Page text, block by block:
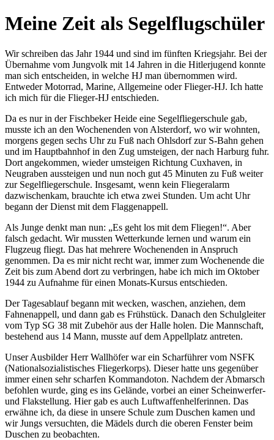
Meine Zeit als Segelflugschüler
Wir schreiben das Jahr 1944 und sind im fünften Kriegsjahr. Bei der
Übernahme vom Jungvolk mit 14 Jahren in die Hitlerjugend konnte
man sich entscheiden, in welche HJ man übernommen wird.
Entweder Motorrad, Marine, Allgemeine oder Flieger-HJ. Ich hatte
ich mich für die Flieger-HJ entschieden.
Da es nur in der Fischbeker Heide eine Segelfliegerschule gab,
musste ich an den Wochenenden von Alsterdorf, wo wir wohnten,
morgens gegen sechs Uhr zu Fuß nach Ohlsdorf zur S-Bahn gehen
und im Hauptbahnhof in den Zug umsteigen, der nach Harburg fuhr.
Dort angekommen, wieder umsteigen Richtung Cuxhaven, in
Neugraben aussteigen und nun noch gut 45 Minuten zu Fuß weiter
zur Segelfliegerschule. Insgesamt, wenn kein Fliegeralarm
dazwischenkam, brauchte ich etwa zwei Stunden. Um acht Uhr
begann der Dienst mit dem Flaggenappell.
Als Junge denkt man nun:
Es geht los mit dem Fliegen! . Aber
falsch gedacht. Wir mussten Wetterkunde lernen und warum ein
Flugzeug fliegt. Das hat mehrere Wochenenden in Anspruch
genommen. Da es mir nicht recht war, immer zum Wochenende die
Zeit bis zum Abend dort zu verbringen, habe ich mich im Oktober
1944 zu Aufnahme für einen Monats-Kursus entschieden.
Der Tagesablauf begann mit wecken, waschen, anziehen, dem
Fahnenappell, und dann gab es Frühstück. Danach den Schulgleiter
vom Typ SG 38 mit Zubehör aus der Halle holen. Die Mannschaft,
bestehend aus 14 Mann, musste auf dem Appellplatz antreten.
Unser Ausbilder Herr Wallhöfer war ein Scharführer vom NSFK
(Nationalsozialistisches Fliegerkorps). Dieser hatte uns gegenüber
immer einen sehr scharfen Kommandoton. Nachdem der Abmarsch
befohlen wurde, ging es ins Gelände, vorbei an einer Scheinwerfer-
und Flakstellung. Hier gab es auch Luftwaffenhelferinnen. Das
erwähne ich, da diese in unsere Schule zum Duschen kamen und
wir Jungs versuchten, die Mädels durch die oberen Fenster beim
Duschen zu beobachten.